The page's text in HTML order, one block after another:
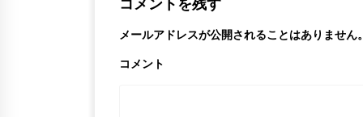
コメントを残す
メールアドレスが公開されることはありません
コメント